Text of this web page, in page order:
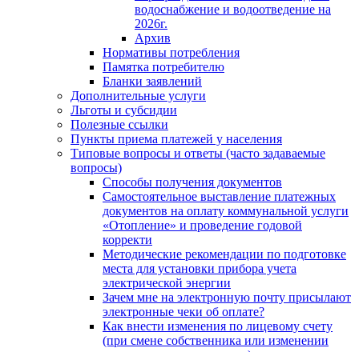
водоснабжение и водоотведение на
2026г.
Архив
Нормативы потребления
Памятка потребителю
Бланки заявлений
Дополнительные услуги
Льготы и субсидии
Полезные ссылки
Пункты приема платежей у населения
Типовые вопросы и ответы (часто задаваемые
вопросы)
Способы получения документов
Самостоятельное выставление платежных
документов на оплату коммунальной услуги
«Отопление» и проведение годовой
корректи
Методические рекомендации по подготовке
места для установки прибора учета
электрической энергии
Зачем мне на электронную почту присылают
электронные чеки об оплате?
Как внести изменения по лицевому счету
(при смене собственника или изменении